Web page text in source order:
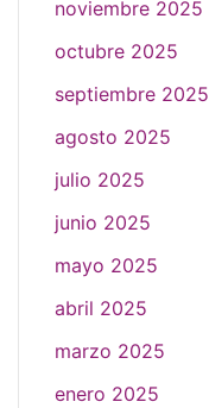
noviembre 2025
octubre 2025
septiembre 2025
agosto 2025
julio 2025
junio 2025
mayo 2025
abril 2025
marzo 2025
enero 2025